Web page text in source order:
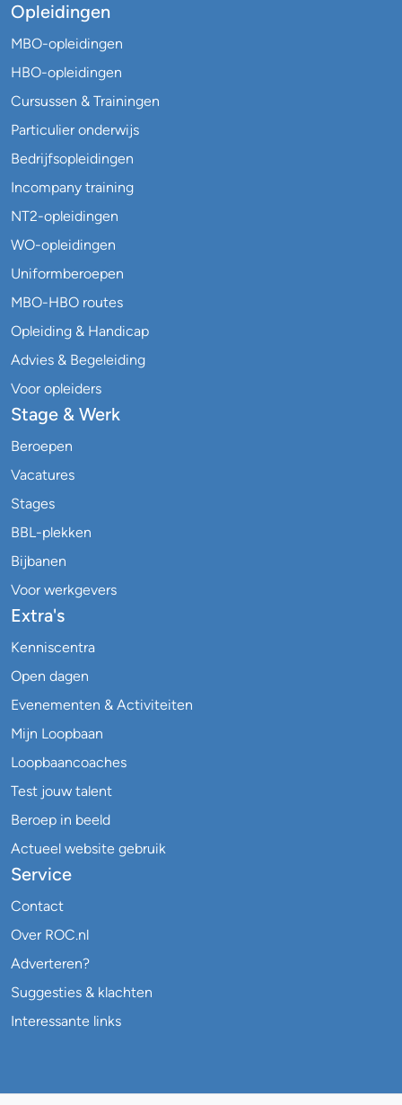
Opleidingen
MBO-opleidingen
HBO-opleidingen
Cursussen & Trainingen
Particulier onderwijs
Bedrijfsopleidingen
Incompany training
NT2-opleidingen
WO-opleidingen
Uniformberoepen
MBO-HBO routes
Opleiding & Handicap
Advies & Begeleiding
Voor opleiders
Stage & Werk
Beroepen
Vacatures
Stages
BBL-plekken
Bijbanen
Voor werkgevers
Extra's
Kenniscentra
Open dagen
Evenementen & Activiteiten
Mijn Loopbaan
Loopbaancoaches
Test jouw talent
Beroep in beeld
Actueel website gebruik
Service
Contact
Over ROC.nl
Adverteren?
Suggesties & klachten
Interessante links